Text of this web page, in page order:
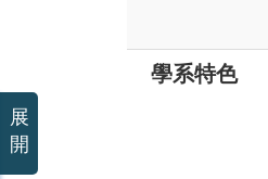
學系特色
展
開